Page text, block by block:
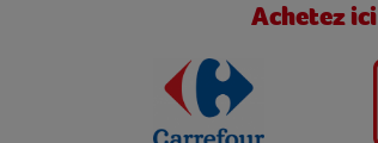
Achetez ici